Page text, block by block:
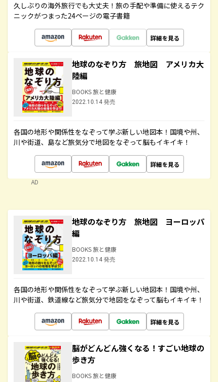
久しぶりの海外旅行でも大丈夫！旅の手配や準備に使えるテク
ニックがつまった24ページの電子書籍
詳細を見る
地球のなぞり方 旅地図 アメリカ大
陸編
BOOKS 旅と健康
2022.10.14 発売
各国の地形や関係性をなぞって学ぶ新しい地図本！国境や州、
川や街道、島など旅気分で地図をなぞって脳もイキイキ！
詳細を見る
AD
地球のなぞり方 旅地図 ヨーロッパ
編
BOOKS 旅と健康
2022.10.14 発売
各国の地形や関係性をなぞって学ぶ新しい地図本！国境や州、
川や街道、鉄道線など旅気分で地図をなぞって脳もイキイキ！
詳細を見る
脳がどんどん強くなる！すごい地球の
歩き方
BOOKS 旅と健康